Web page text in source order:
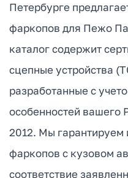
Петербурге
фаркопов для Пежо
каталог содержит
сцепные устройства
разработанные с
особенностей вашего
2012. Мы гарантируем
фаркопов с кузовом
соответствие